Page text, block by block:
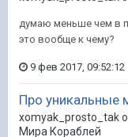
думаю меньше чем в
это вообще к чему?
9 фев 2017, 09:52:12
Про уникальные
xomyak_prosto_tak
Мира Кораблей